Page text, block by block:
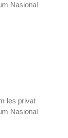
Nasional
les privat
Nasional